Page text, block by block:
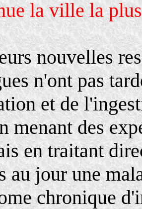
la ville la
nouvelles
n'ont pas
et de
menant des
en traitant
au jour une
chronique